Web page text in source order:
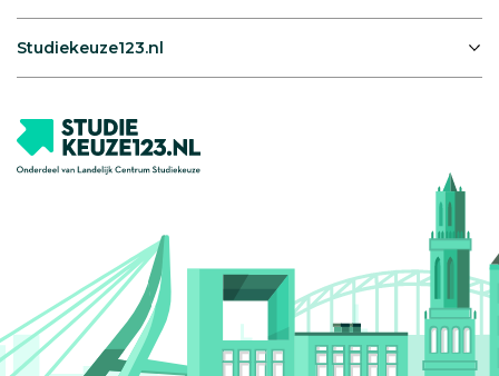
Studiekeuze123.nl